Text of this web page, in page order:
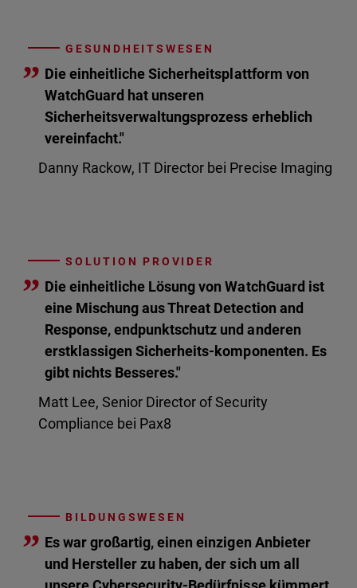
GESUNDHEITSWESEN
” Die einheitliche Sicherheitsplattform von
WatchGuard hat unseren
Sicherheitsverwaltungsprozess erheblich
vereinfacht."
Danny Rackow, IT Director bei Precise Imaging
SOLUTION PROVIDER
” Die einheitliche Lösung von WatchGuard ist
eine Mischung aus Threat Detection and
Response, endpunktschutz und anderen
erstklassigen Sicherheits-komponenten. Es
gibt nichts Besseres."
Matt Lee, Senior Director of Security
Compliance bei Pax8
BILDUNGSWESEN
” Es war großartig, einen einzigen Anbieter
und Hersteller zu haben, der sich um all